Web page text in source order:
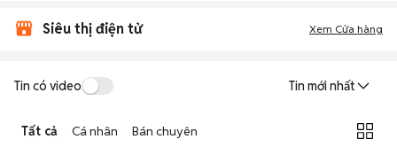
Siêu thị điện tử Xem Cửa hàng
Tin có video Tin mới nhất
Tất cả Cá nhân Bán chuyên